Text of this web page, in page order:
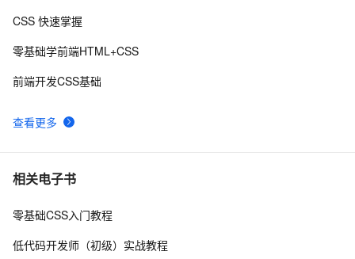
8 perl--CGI编程之Apache服务器安装配置
查看更多
CSS 快速掌握
零基础学前端HTML+CSS
前端开发CSS基础
相关电子书
零基础CSS入门教程
低代码开发师（初级）实战教程